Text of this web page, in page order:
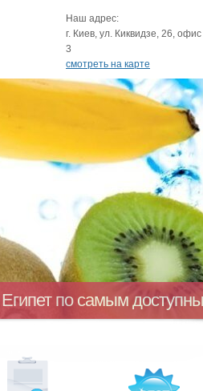
Наш адрес:
г. Киев, ул. Киквидзе, 26, офис
3
смотреть на карте
Египет по самым